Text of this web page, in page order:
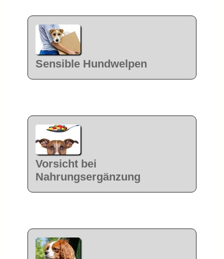
Sensible Hundwelpen
Vorsicht bei
Nahrungsergänzung